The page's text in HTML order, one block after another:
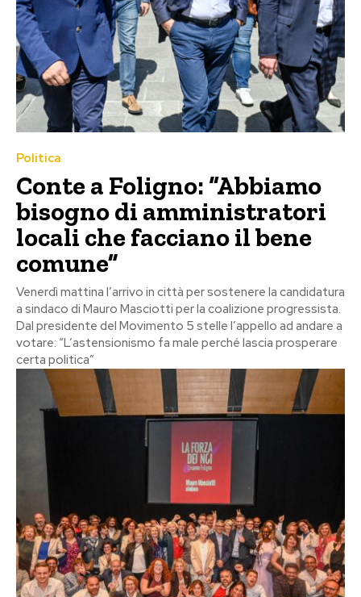
Politica
Conte a Foligno: “Abbiamo
bisogno di amministratori
locali che facciano il bene
comune”
Venerdì mattina l’arrivo in città per sostenere la candidatura
a sindaco di Mauro Masciotti per la coalizione progressista.
Dal presidente del Movimento 5 stelle l’appello ad andare a
votare: “L’astensionismo fa male perché lascia prosperare
certa politica”